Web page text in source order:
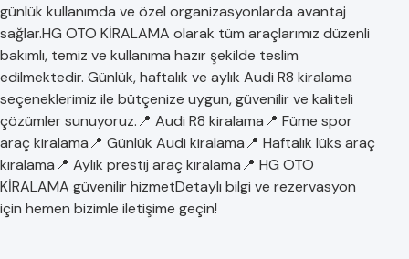
günlük kullanımda ve özel organizasyonlarda avantaj
sağlar.HG OTO KİRALAMA olarak tüm araçlarımız düzenli
bakımlı, temiz ve kullanıma hazır şekilde teslim
edilmektedir. Günlük, haftalık ve aylık Audi R8 kiralama
seçeneklerimiz ile bütçenize uygun, güvenilir ve kaliteli
çözümler sunuyoruz.📍 Audi R8 kiralama📍 Füme spor
araç kiralama📍 Günlük Audi kiralama📍 Haftalık lüks araç
kiralama📍 Aylık prestij araç kiralama📍 HG OTO
KİRALAMA güvenilir hizmetDetaylı bilgi ve rezervasyon
için hemen bizimle iletişime geçin!